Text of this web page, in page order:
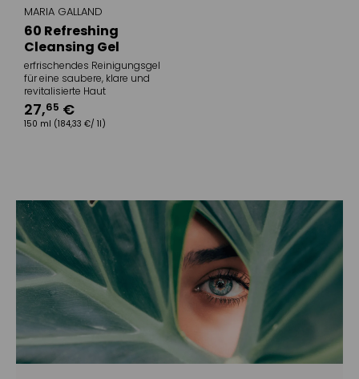
MARIA GALLAND
60 Refreshing
Cleansing Gel
erfrischendes Reinigungsgel
für eine saubere, klare und
revitalisierte Haut
27,65 €
150 ml (184,33 €/ 1l)